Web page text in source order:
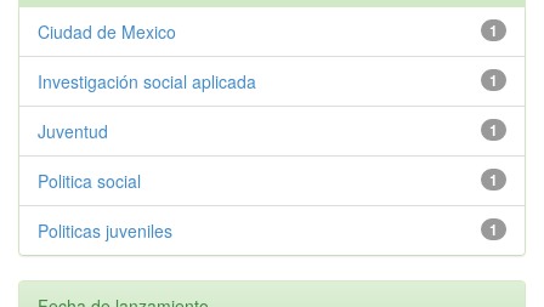
1
Ciudad de Mexico
1
Investigación social aplicada
1
Juventud
1
Politica social
1
Politicas juveniles